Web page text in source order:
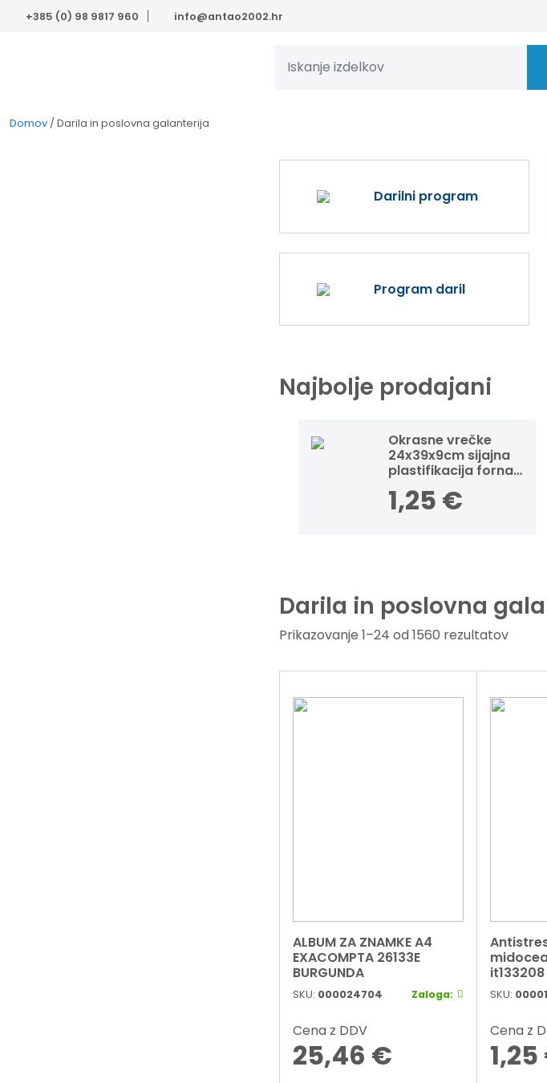
Skip to main content
+385 (0) 98 9817 960 info@antao2002.hr
Domov / Darila in poslovna galanterija
Darilni program
Program daril
Najbolje prodajani
Okrasne vrečke
24x39x9cm sijajna
plastifikacija fornax
modre
1,25 €
Darila in poslovna
Prikazovanje 1–24 od 1560 rezultatov
ALBUM ZA ZNAMKE A4
EXACOMPTA 26133E
BURGUNDA
SKU: 000024704 Zaloga:
Cena z DDV
25,46 €
SKU:
Cena z
1,25